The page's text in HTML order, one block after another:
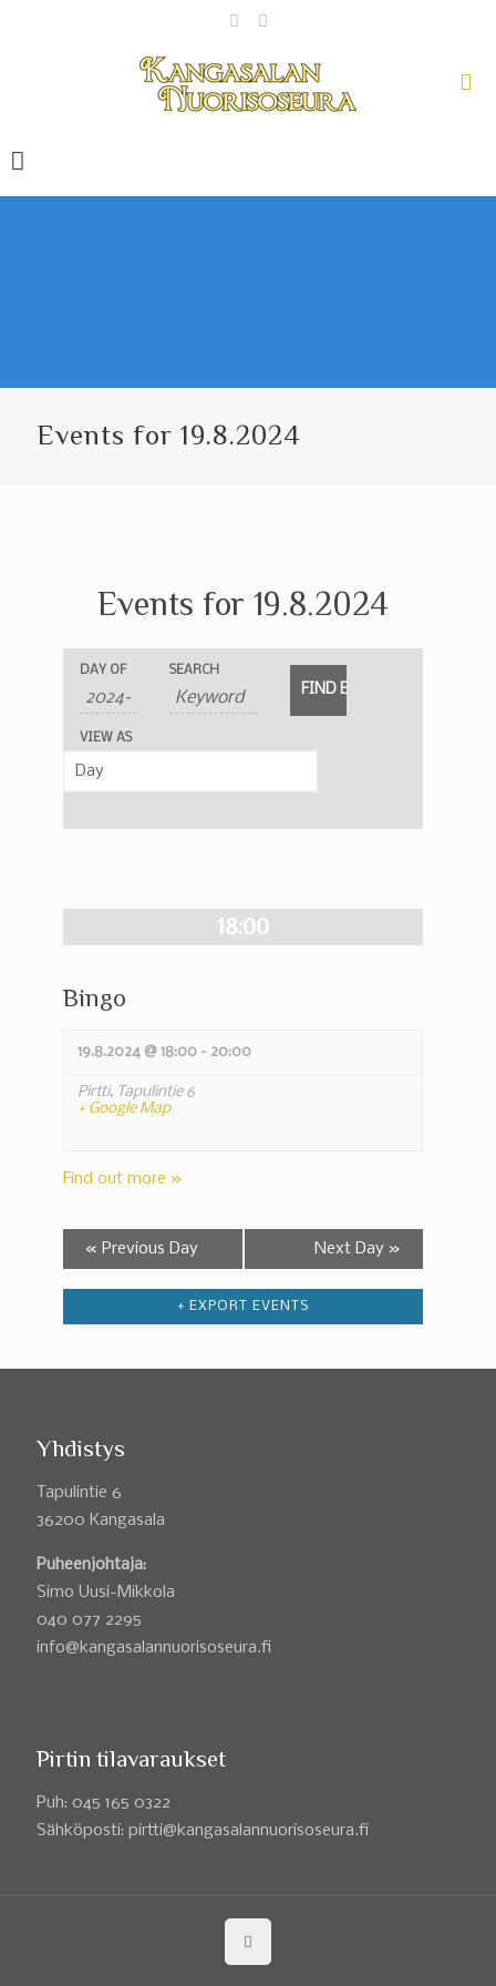
Events for 19.8.2024
Events for 19.8.2024
Events
Search
and
Views
Events
Search
DAY OF SEARCH
Event
Views
Navigation
VIEW AS
18:00
Bingo
19.8.2024 @ 18:00- 20:00
Pirtti, Tapulintie 6
+ Google Map
Find out more »
« Previous Day Next Day »
+ EXPORT EVENTS
Yhdistys
Tapulintie 6
36200 Kangasala
Puheenjohtaja:
Simo Uusi-Mikkola
040 077 2295
info@kangasalannuorisoseura.fi
Pirtin tilavaraukset
Puh: 045 165 0322
Sähköposti: pirtti@kangasalannuorisoseura.fi